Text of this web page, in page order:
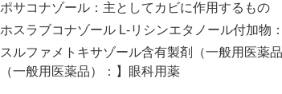
ポサコナゾール：主としてカビに作用するもの
ホスラブコナゾール L-リシンエタノール付加物
スルファメトキサゾール含有製剤（一般用医薬
（一般用医薬品）：】眼科用薬